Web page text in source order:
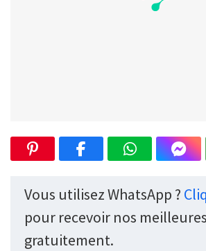
Vous utilisez WhatsApp ?
pour recevoir nos
gratuitement.